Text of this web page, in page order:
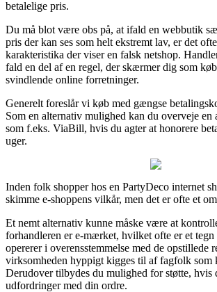
betalelige pris.
Du må blot være obs på, at ifald en webbutik
pris der kan ses som helt ekstremt lav, er det
karakteristika der viser en falsk netshop.
fald en del af en regel, der skærmer dig som
svindlende online forretninger.
Generelt foreslår vi køb med gængse
Som en alternativ mulighed kan du overveje en
som f.eks. ViaBill, hvis du agter at honorere
uger.
Inden folk shopper hos en PartyDeco internet
skimme e-shoppens vilkår, men det er ofte et
Et nemt alternativ kunne måske være at
forhandleren er e-mærket, hvilket ofte er et tegn
opererer i overensstemmelse med de opstillede
virksomheden hyppigt kigges til af fagfolk som
Derudover tilbydes du mulighed for støtte, hvis
udfordringer med din ordre.